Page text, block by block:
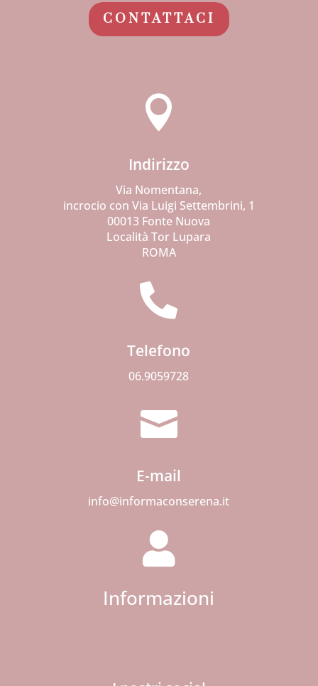
CONTATTACI

Indirizzo
Via Nomentana,
incrocio con Via Luigi Settembrini, 1
00013 Fonte Nuova
Località Tor Lupara
ROMA

Telefono
06.9059728

E-mail
info@informaconserena.it

Informazioni